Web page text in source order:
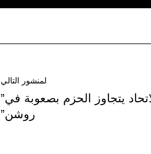
لمنشور التالي
يتجاوز الحزم بصعوبة في”
روشن”